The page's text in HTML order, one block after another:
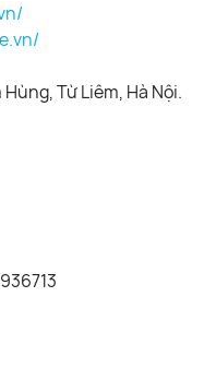
Từ Liêm, Hà Nội.